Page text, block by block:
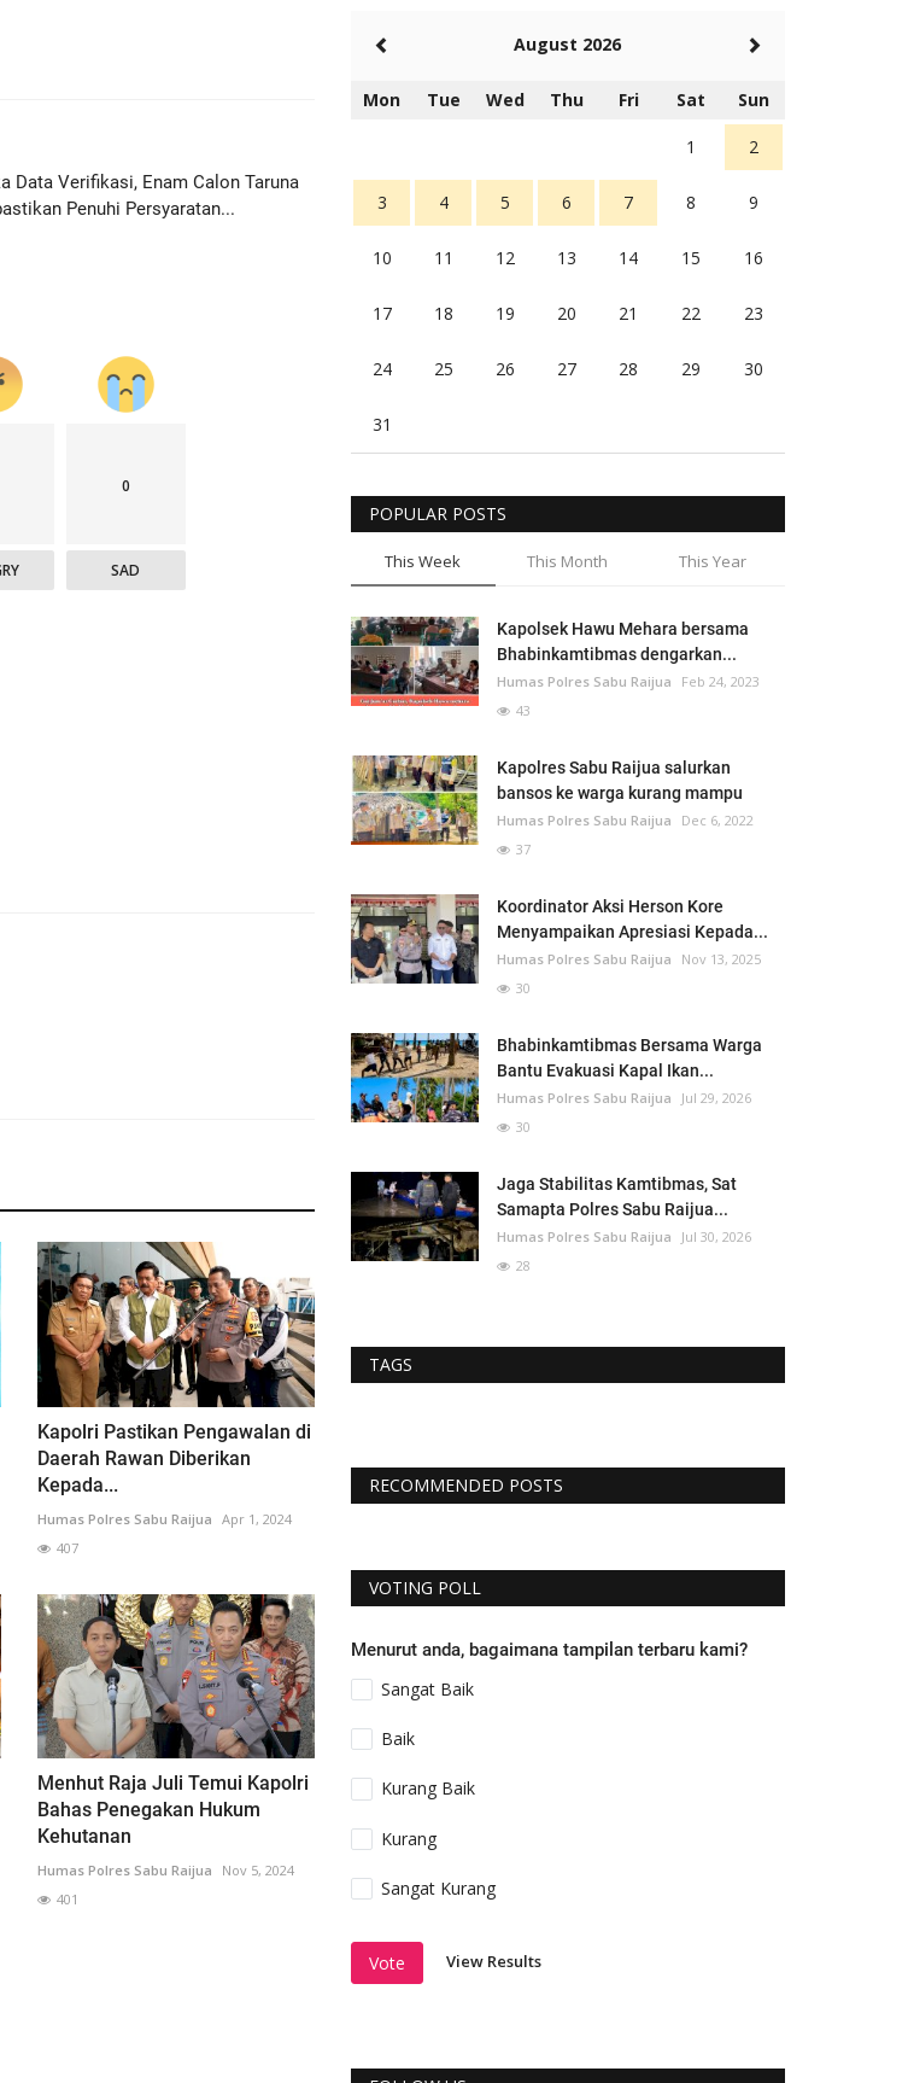
Data Verifikasi, Enam Calon Taruna
Penuhi Persyaratan...
0
SAD
Kapolri Pastikan Pengawalan di
Daerah Rawan Diberikan
Kepada...
Humas Polres Sabu Raijua Apr 1, 2024
407
Menhut Raja Juli Temui Kapolri
Bahas Penegakan Hukum
Kehutanan
Humas Polres Sabu Raijua
Nov 5, 2024
401
August 2026
Mon Tue Wed Thu Fri Sat Sun
1 2
3 4 5 6 7 8 9
10 11 12 13 14 15 16
17 18 19 20 21 22 23
24 25 26 27 28 29 30
31
POPULAR POSTS
This Week This Month This Year
Kapolsek Hawu Mehara bersama
Bhabinkamtibmas dengarkan...
Humas Polres Sabu Raijua
Feb 24, 2023
43
Kapolres Sabu Raijua salurkan
bansos ke warga kurang mampu
Humas Polres Sabu Raijua
Dec 6, 2022
37
Koordinator Aksi Herson Kore
Menyampaikan Apresiasi Kepada...
Humas Polres Sabu Raijua
Nov 13, 2025
30
Bhabinkamtibmas Bersama Warga
Bantu Evakuasi Kapal Ikan...
Humas Polres Sabu Raijua
Jul 29, 2026
30
Jaga Stabilitas Kamtibmas, Sat
Samapta Polres Sabu Raijua...
Humas Polres Sabu Raijua
Jul 30, 2026
28
TAGS
RECOMMENDED POSTS
VOTING POLL
Menurut anda, bagaimana tampilan terbaru kami?
Sangat Baik
Baik
Kurang Baik
Kurang
Sangat Kurang
Vote View Results